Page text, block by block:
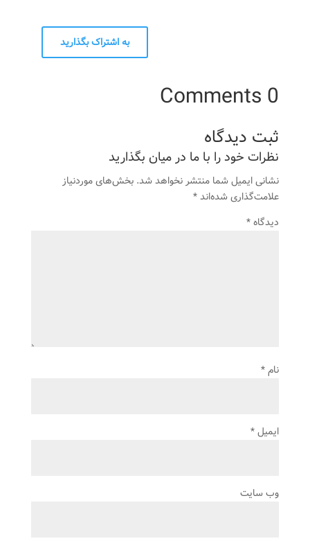
به اشتراک بگذارید
0 Comments
نشانی ایمیل شما منتشر نخواهد شد. بخش‌های موردنیاز
علامت‌گذاری شده‌اند*
دیدگاه*
نام*
ایمیل*
وب‌ سایت